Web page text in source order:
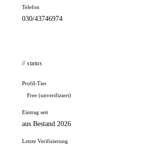
Telefon
030/43746974
// status
Profil-Tier
Free (unverifiziert)
Eintrag seit
aus Bestand 2026
Letzte Verifizierung